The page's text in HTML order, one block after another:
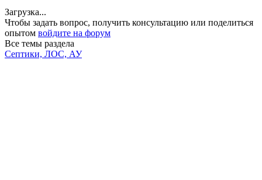
Загрузка...
Чтобы задать вопрос, получить консультацию или поделиться
опытом войдите на форум
Все темы раздела
Септики, ЛОС, АУ